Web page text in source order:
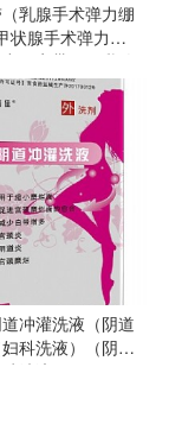
乳腺手术弹力绷
状腺手术弹力绷
固定带）（乳腺
）（胸带）（腹
冲灌洗液（阴道
科洗液）（阴道
冲洗液）